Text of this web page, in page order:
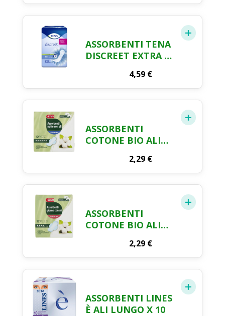
ASSORBENTI TENA
DISCREET EXTRA X
4,59 €
ASSORBENTI
COTONE BIO ALI
2,29 €
ASSORBENTI
COTONE BIO ALI
2,29 €
ASSORBENTI LINES
È ALI LUNGO X 10